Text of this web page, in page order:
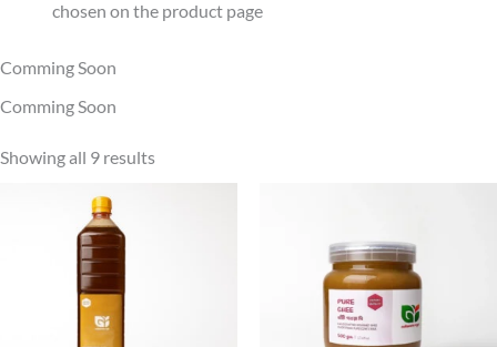
chosen on the product page
Comming Soon
Comming Soon
Showing all 9 results